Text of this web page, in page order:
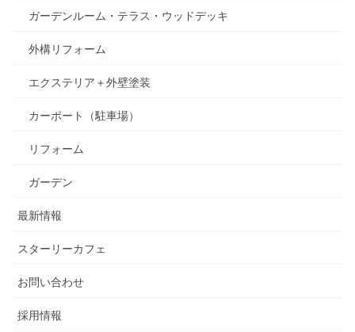
ガーデンルーム・テラス・ウッドデッキ
外構リフォーム
エクステリア＋外壁塗装
カーポート（駐車場）
リフォーム
ガーデン
最新情報
スターリーカフェ
お問い合わせ
採用情報